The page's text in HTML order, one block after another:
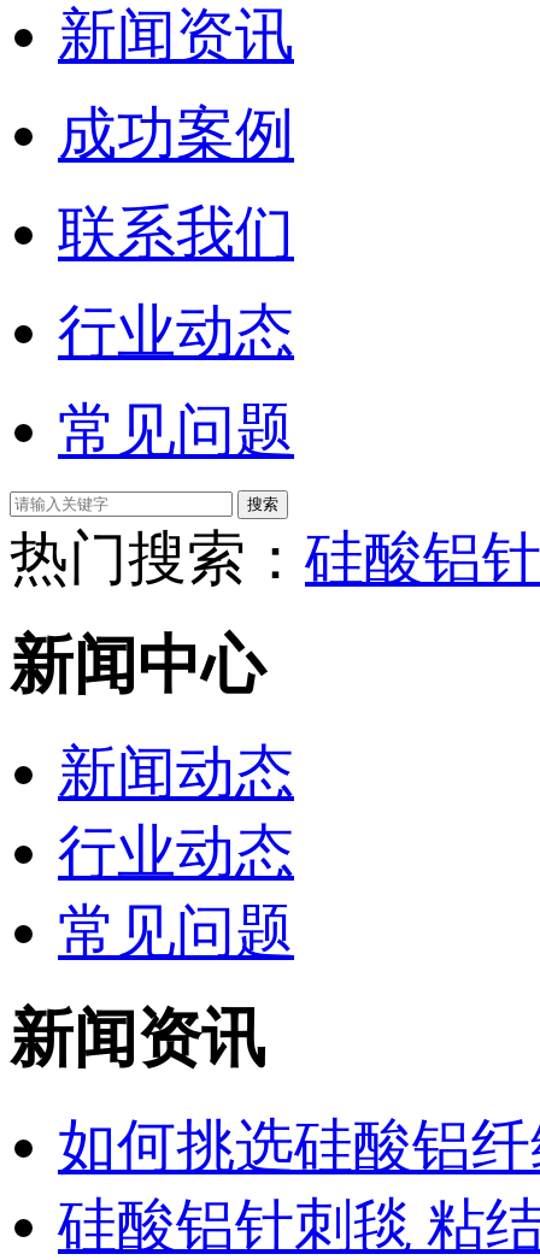
新闻资讯
成功案例
联系我们
行业动态
常见问题
热门搜索： 硅酸铝
新闻中心
新闻动态
行业动态
常见问题
新闻资讯
如何挑选硅酸铝
硅酸铝针刺毯 粘